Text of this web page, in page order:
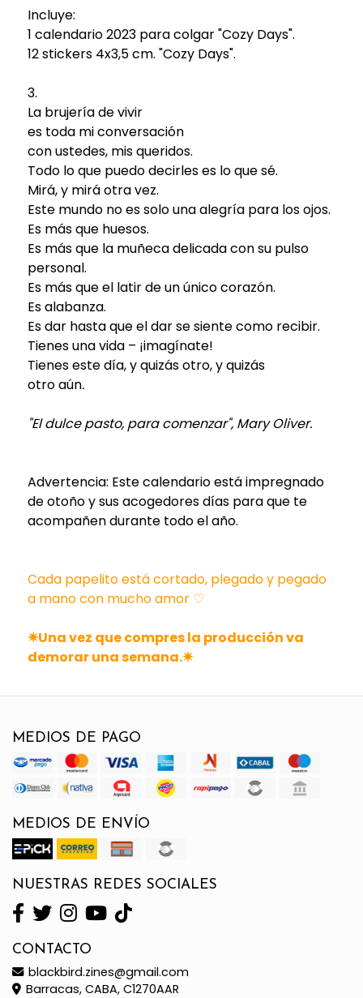
Incluye:
1 calendario 2023 para colgar "Cozy Days".
12 stickers 4x3,5 cm. "Cozy Days".
3.
La brujería de vivir
es toda mi conversación
con ustedes, mis queridos.
Todo lo que puedo decirles es lo que sé.
Mirá, y mirá otra vez.
Este mundo no es solo una alegría para los ojos.
Es más que huesos.
Es más que la muñeca delicada con su pulso
personal.
Es más que el latir de un único corazón.
Es alabanza.
Es dar hasta que el dar se siente como recibir.
Tienes una vida – ¡imagínate!
Tienes este día, y quizás otro, y quizás
otro aún.
"El dulce pasto, para comenzar", Mary Oliver.
Advertencia: Este calendario está impregnado
de otoño y sus acogedores días para que te
acompañen durante todo el año.
Cada papelito está cortado, plegado y pegado
a mano con mucho amor ♡
✷Una vez que compres la producción va
demorar una semana.✷
MEDIOS DE PAGO
MEDIOS DE ENVÍO
NUESTRAS REDES SOCIALES
CONTACTO
blackbird.zines@gmail.com
Barracas, CABA, C1270AAR